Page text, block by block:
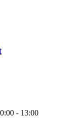
- 13:00